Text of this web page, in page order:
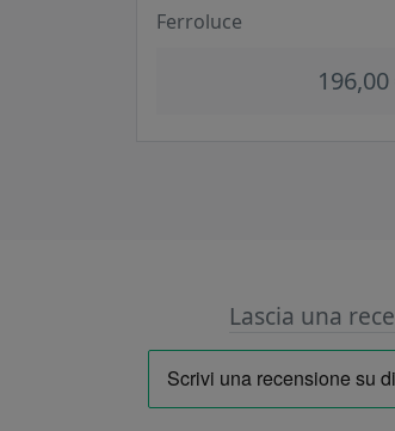
Ferroluce
196,00
Lascia una